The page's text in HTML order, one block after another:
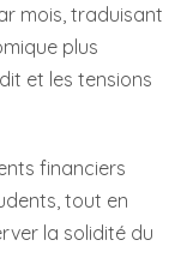
mois, traduisant
plus
et les tensions
financiers
tout en
la solidité du